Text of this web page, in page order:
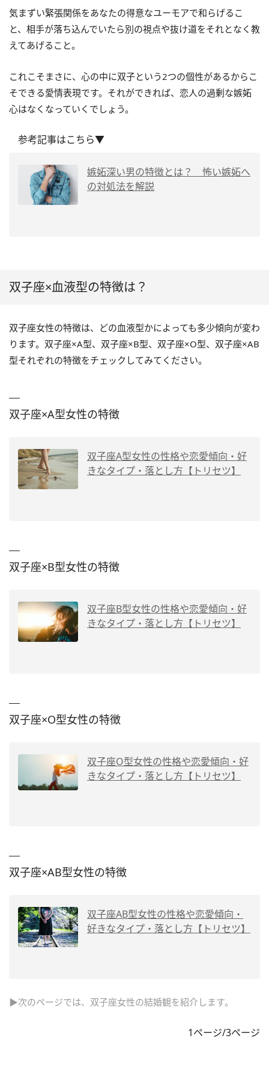
気まずい緊張関係をあなたの得意なユーモアで和らげるこ
と、相手が落ち込んでいたら別の視点や抜け道をそれとなく教
えてあげること。
これこそまさに、心の中に双子という2つの個性があるからこ
そできる愛情表現です。それができれば、恋人の過剰な嫉妬
心はなくなっていくでしょう。
参考記事はこちら▼
嫉妬深い男の特徴とは？ 怖い嫉妬へ
の対処法を解説
双子座×血液型の特徴は？
双子座女性の特徴は、どの血液型かによっても多少傾向が変わ
ります。双子座×A型、双子座×B型、双子座×O型、双子座×AB
型それぞれの特徴をチェックしてみてください。
双子座×A型女性の特徴
双子座A型女性の性格や恋愛傾向・好
きなタイプ・落とし方【トリセツ】
双子座×B型女性の特徴
双子座B型女性の性格や恋愛傾向・好
きなタイプ・落とし方【トリセツ】
双子座×O型女性の特徴
双子座O型女性の性格や恋愛傾向・好
きなタイプ・落とし方【トリセツ】
双子座×AB型女性の特徴
双子座AB型女性の性格や恋愛傾向・
好きなタイプ・落とし方【トリセツ】
▶次のページでは、双子座女性の結婚観を紹介します。
1ページ/3ページ